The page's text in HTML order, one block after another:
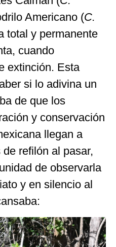
Americano (C.
total y permanente
cuando
extinción. Esta
si lo adivina un
de que los
y conservación
llegan a
refilón al pasar,
de observarla
y en silencio al